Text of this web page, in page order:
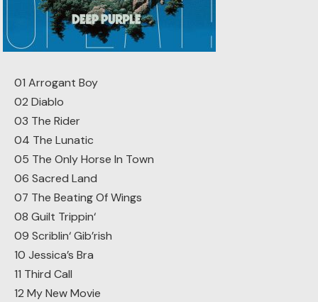
01 Arrogant Boy
02 Diablo
03 The Rider
04 The Lunatic
05 The Only Horse In Town
06 Sacred Land
07 The Beating Of Wings
08 Guilt Trippin‘
09 Scriblin‘ Gib’rish
10 Jessica’s Bra
11 Third Call
12 My New Movie